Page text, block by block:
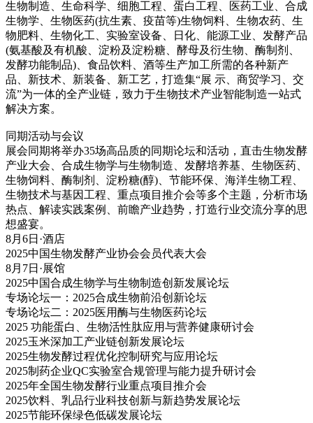
生物制造、生命科学、细胞工程、蛋白工程、医药工业、合成
生物学、生物医药(抗生素、疫苗等)生物饲料、生物农药、生
物肥料、生物化工、实验室设备、日化、能源工业、发酵产品
(氨基酸及有机酸、淀粉及淀粉糖、酵母及衍生物、酶制剂、
发酵功能制品)、食品饮料、酒等生产加工所需的各种新产
品、新技术、新装备、新工艺，打造集“展 示、商贸学习、交
流”为一体的全产业链，致力于生物技术产业智能制造一站式
解决方案。
同期活动与会议
展会同期将举办35场高品质的同期论坛和活动，直击生物发酵
产业大会、合成生物学与生物制造、发酵培养基、生物医药、
生物饲料、酶制剂、淀粉糖(醇)、节能环保、海洋生物工程、
生物技术与基因工程、重点项目推介会等多个主题，分析市场
热点、解读实践案例、前瞻产业趋势，打造行业交流分享的思
想盛宴。
8月6日·酒店
2025中国生物发酵产业协会会员代表大会
8月7日·展馆
2025中国合成生物学与生物制造创新发展论坛
专场论坛一：2025合成生物前沿创新论坛
专场论坛二：2025医用酶与生物医药论坛
2025 功能蛋白、生物活性肽应用与营养健康研讨会
2025玉米深加工产业链创新发展论坛
2025生物发酵过程优化控制研究与应用论坛
2025制药企业QC实验室合规管理与能力提升研讨会
2025年全国生物发酵行业重点项目推介会
2025饮料、乳品行业科技创新与新趋势发展论坛
2025节能环保绿色低碳发展论坛